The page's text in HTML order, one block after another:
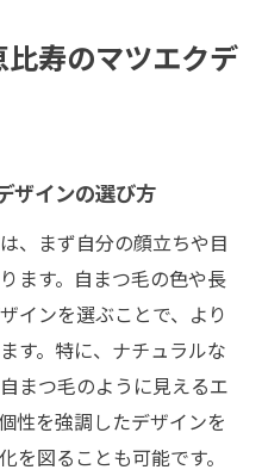
寿のマツエクデ
ザインの選び方
、まず自分の顔立ちや目
ます。自まつ毛の色や長
インを選ぶことで、より
す。特に、ナチュラルな
まつ毛のように見えるエ
性を強調したデザインを
を図ることも可能です。